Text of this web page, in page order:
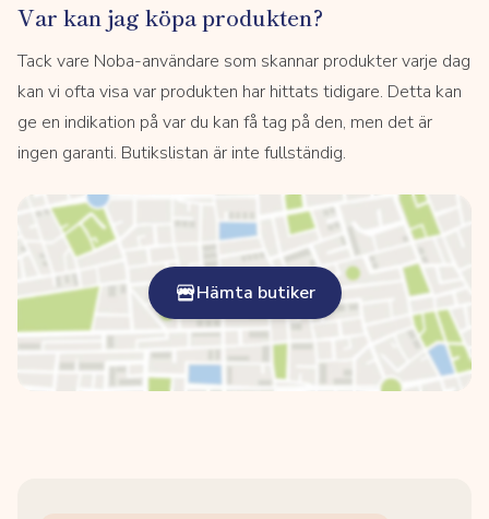
Var kan jag köpa produkten?
Tack vare Noba-användare som skannar produkter varje dag
kan vi ofta visa var produkten har hittats tidigare. Detta kan
ge en indikation på var du kan få tag på den, men det är
ingen garanti. Butikslistan är inte fullständig.
Hämta butiker